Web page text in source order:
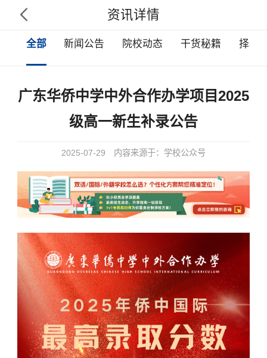
 资讯详情
全部 新闻公告 院校动态 干货秘籍 择校
广东华侨中学中外合作办学项目2025
级高一新生补录公告
2025-07-29 内容来源于：学校公众号